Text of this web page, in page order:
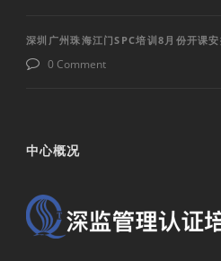
深圳广州珠海江门SPC培训8月份开课
0 Comment
中心概况